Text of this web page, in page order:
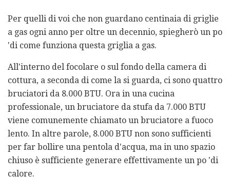
Per quelli di voi che non guardano centinaia di griglie
a gas ogni anno per oltre un decennio, spiegherò un po
'di come funziona questa griglia a gas.
All'interno del focolare o sul fondo della camera di
cottura, a seconda di come la si guarda, ci sono quattro
bruciatori da 8.000 BTU. Ora in una cucina
professionale, un bruciatore da stufa da 7.000 BTU
viene comunemente chiamato un bruciatore a fuoco
lento. In altre parole, 8.000 BTU non sono sufficienti
per far bollire una pentola d'acqua, ma in uno spazio
chiuso è sufficiente generare effettivamente un po 'di
calore.